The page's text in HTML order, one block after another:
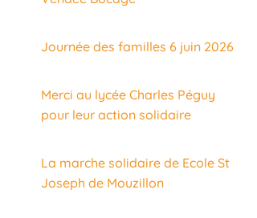
Journée des familles 6 juin 2026
Merci au lycée Charles Péguy
pour leur action solidaire
La marche solidaire de Ecole St
Joseph de Mouzillon